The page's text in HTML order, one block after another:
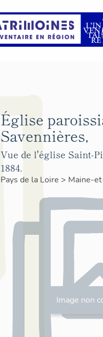
Église
Savennières,
Vue de l'église Saint-
1884.
Pays de la Loire > Maine-
Image non